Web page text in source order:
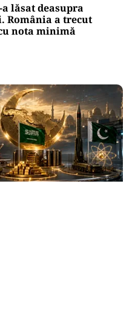
a lăsat deasupra
România a trecut
nota minimă